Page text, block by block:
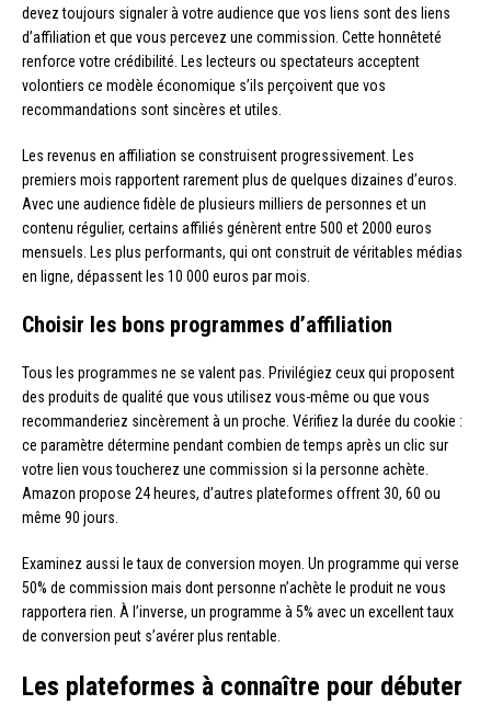
devez toujours signaler à votre audience que vos liens sont des liens
d’affiliation et que vous percevez une commission. Cette honnêteté
renforce votre crédibilité. Les lecteurs ou spectateurs acceptent
volontiers ce modèle économique s’ils perçoivent que vos
recommandations sont sincères et utiles.
Les revenus en affiliation se construisent progressivement. Les
premiers mois rapportent rarement plus de quelques dizaines d’euros.
Avec une audience fidèle de plusieurs milliers de personnes et un
contenu régulier, certains affiliés génèrent entre 500 et 2000 euros
mensuels. Les plus performants, qui ont construit de véritables médias
en ligne, dépassent les 10 000 euros par mois.
Choisir les bons programmes d’affiliation
Tous les programmes ne se valent pas. Privilégiez ceux qui proposent
des produits de qualité que vous utilisez vous-même ou que vous
recommanderiez sincèrement à un proche. Vérifiez la durée du cookie :
ce paramètre détermine pendant combien de temps après un clic sur
votre lien vous toucherez une commission si la personne achète.
Amazon propose 24 heures, d’autres plateformes offrent 30, 60 ou
même 90 jours.
Examinez aussi le taux de conversion moyen. Un programme qui verse
50% de commission mais dont personne n’achète le produit ne vous
rapportera rien. À l’inverse, un programme à 5% avec un excellent taux
de conversion peut s’avérer plus rentable.
Les plateformes à connaître pour débuter